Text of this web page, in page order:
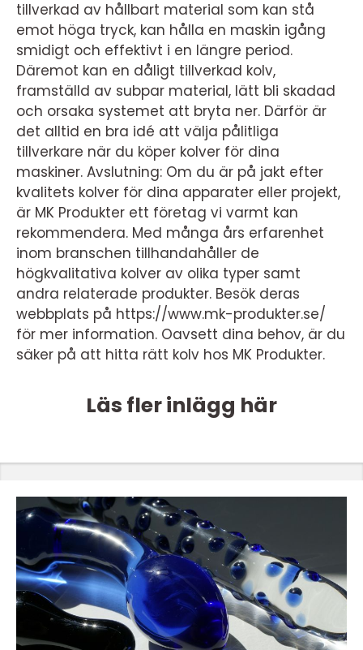
tillverkad av hållbart material som kan stå
emot höga tryck, kan hålla en maskin igång
smidigt och effektivt i en längre period.
Däremot kan en dåligt tillverkad kolv,
framställd av subpar material, lätt bli skadad
och orsaka systemet att bryta ner. Därför är
det alltid en bra idé att välja pålitliga
tillverkare när du köper kolver för dina
maskiner. Avslutning: Om du är på jakt efter
kvalitets kolver för dina apparater eller projekt,
är MK Produkter ett företag vi varmt kan
rekommendera. Med många års erfarenhet
inom branschen tillhandahåller de
högkvalitativa kolver av olika typer samt
andra relaterade produkter. Besök deras
webbplats på https://www.mk-produkter.se/
för mer information. Oavsett dina behov, är du
säker på att hitta rätt kolv hos MK Produkter.
Läs fler inlägg här